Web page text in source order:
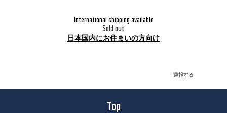
International shipping available
Sold out
日本国内にお住まいの方向け
通報する
Top